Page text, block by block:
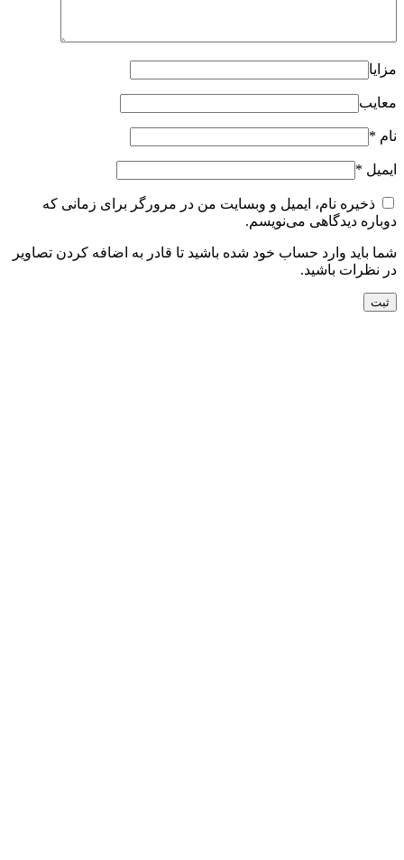
مزایا
معایب
نام *
ایمیل *
ذخیره نام، ایمیل و وبسایت من در مرورگر برای زمانی که
دوباره دیدگاهی می‌نویسم.
شما باید وارد حساب خود شده باشید تا قادر به اضافه کردن تصاویر
در نظرات باشید.